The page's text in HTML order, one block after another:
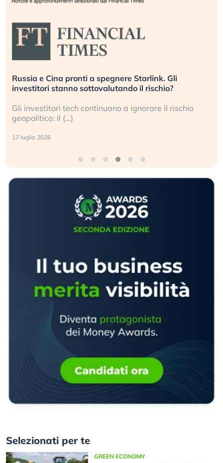
Russia e Cina pronti a spegnere Starlink. Gli
investitori stanno sottovalutando il rischio?
Gli investitori tech continuano a ignorare il rischio
geopolitico: il (…)
17 luglio 2026
Selezionati per te
GREEN ECONOMY